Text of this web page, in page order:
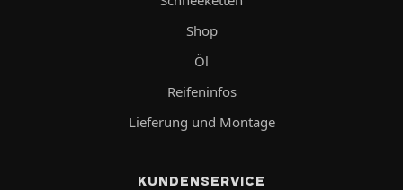
Shop
Öl
Reifeninfos
Lieferung und Montage
KUNDENSERVICE